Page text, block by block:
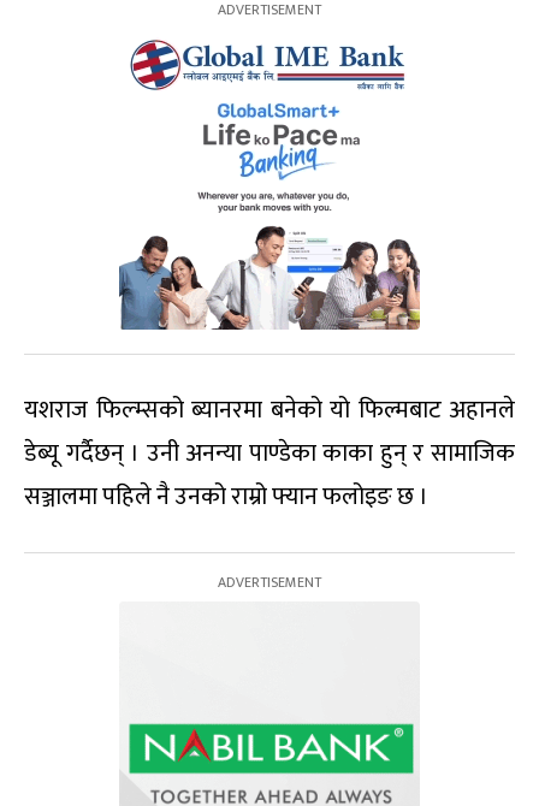
यशराज फिल्म्सको ब्यानरमा बनेको यो फिल्मबाट अहानले
डेब्यू गर्दैछन् । उनी अनन्या पाण्डेका काका हुन् र सामाजिक
सञ्जालमा पहिले नै उनको राम्रो फ्यान फलोइङ छ ।